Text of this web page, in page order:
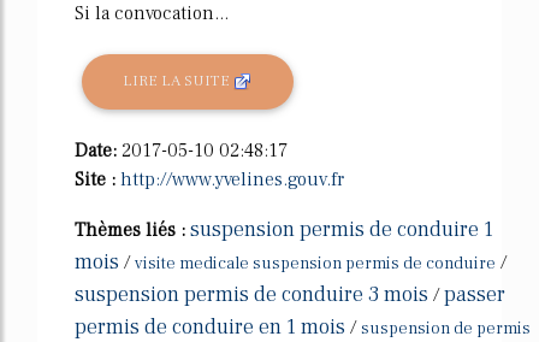
Si la convocation...
LIRE LA SUITE
Date: 2017-05-10 02:48:17
Site : http://www.yvelines.gouv.fr
Thèmes liés : suspension permis de conduire 1
mois /visite medicale suspension permis de conduire /
suspension permis de conduire 3 mois /passer
permis de conduire en 1 mois /suspension de permis